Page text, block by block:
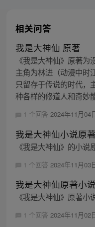
相关问答
我是大神仙 原著
《我是大神仙》原著
主角为林进（动漫中时
只留存于传说的时代，
种各样的修道人和奇妙
1 个回答 2024年11月04
我是大神仙小说原
《我是大神仙》的小说
1 个回答 2024年11月03
我是大神仙原著小
《我是大神仙》原著小
1 个回答 2024年11月02